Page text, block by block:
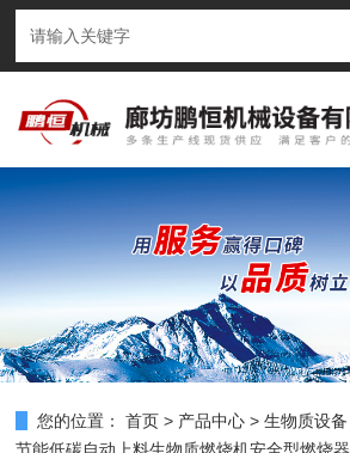
您的位置： 首页 > 产品中心 >生物质设备